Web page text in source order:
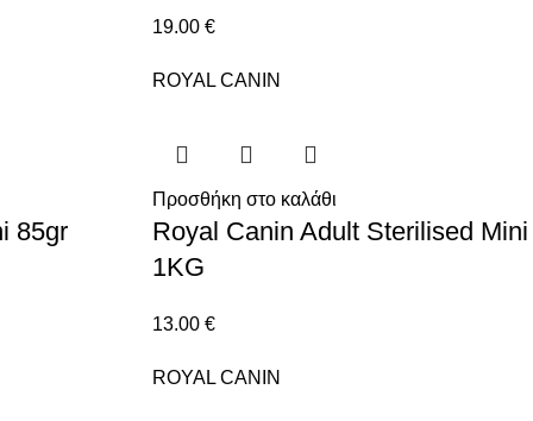
19.00 €
85gr
ROYAL CANIN
Προσθήκη στο καλάθι
Royal Canin Adult Sterilised Mini
1KG
13.00 €
ROYAL CANIN